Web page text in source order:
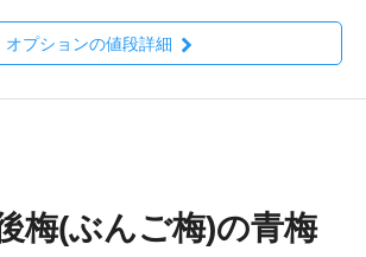
オプションの値段詳細
梅(ぶんご梅)の青梅